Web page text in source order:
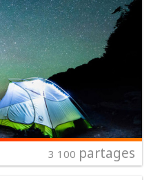
3 100 partages